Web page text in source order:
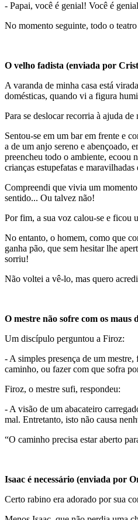
- Papai, você é genial! Você é
No momento seguinte, todo o
O velho fadista (enviada por
A varanda de minha casa está
domésticas, quando vi a figura
Para se deslocar recorria à ajuda
Sentou-se em um bar em frente e
a de um anjo sereno e abençoado,
preencheu todo o ambiente, ecoou
crianças estupefatas e
Compreendi que vivia um
sentido... Ou talvez não!
Por fim, a sua voz calou-se e ficou
No entanto, o homem, como que
ganha pão, que sem hesitar lhe
sorriu!
Não voltei a vê-lo, mas quero
O mestre não sofre com os
Um discípulo perguntou a Firoz:
- A simples presença de um
caminho, ou fazer com que sofra
Firoz, o mestre sufi, respondeu:
- A visão de um abacateiro
mal. Entretanto, isto não causa
“O caminho precisa estar aberto
Isaac é necessário (enviada por
Certo rabino era adorado por sua